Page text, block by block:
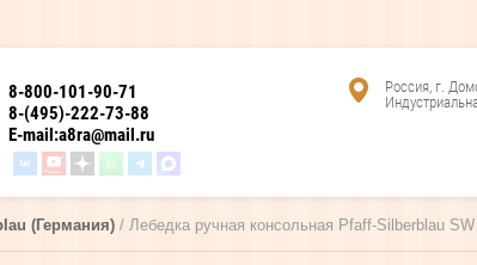
8-800-101-90-71
8-(495)-222-73-88
E-mail:a8ra@mail.ru
Россия, г.
(Германия) / Лебедка ручная консольная Pfaff-Silberblau